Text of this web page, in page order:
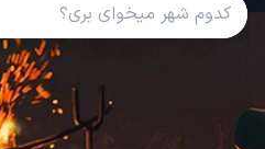
تور کیش هتل آبادگران
تور داخلی
تور